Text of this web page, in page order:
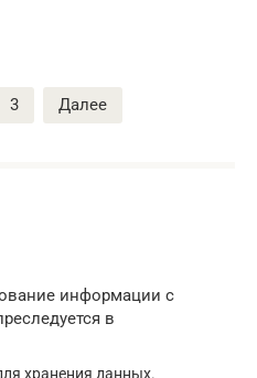
3 Далее
информации с
в
хранения данных.